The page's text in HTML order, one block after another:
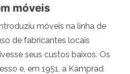
móveis
móveis na linha de
de fabricantes locais
seus custos baixos. Os
e, em 1951, a Kamprad